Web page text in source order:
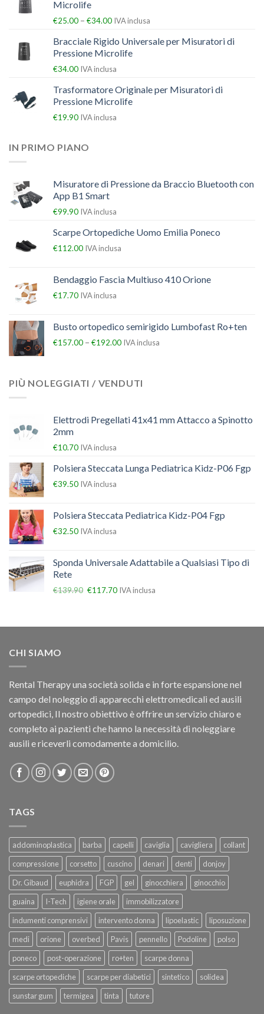
Microlife
€25.00 – €34.00 IVA inclusa
Bracciale Rigido Universale per Misuratori di
Pressione Microlife
€34.00 IVA inclusa
Trasformatore Originale per Misuratori di
Pressione Microlife
€19.90 IVA inclusa
IN PRIMO PIANO
Misuratore di Pressione da Braccio Bluetooth con
App B1 Smart
€99.90 IVA inclusa
Scarpe Ortopediche Uomo Emilia Poneco
€112.00 IVA inclusa
Bendaggio Fascia Multiuso 410 Orione
€17.70 IVA inclusa
Busto ortopedico semirigido Lumbofast Ro+ten
€157.00 – €192.00 IVA inclusa
PIÙ NOLEGGIATI / VENDUTI
Elettrodi Pregellati 41x41 mm Attacco a Spinotto
2mm
€10.70 IVA inclusa
Polsiera Steccata Lunga Pediatrica Kidz-P06 Fgp
€39.50 IVA inclusa
Polsiera Steccata Pediatrica Kidz-P04 Fgp
€32.50 IVA inclusa
Sponda Universale Adattabile a Qualsiasi Tipo di
Rete
€139.90 €117.70 IVA inclusa
CHI SIAMO
Rental Therapy una società solida e in forte espansione nel
campo del noleggio di apparecchi elettromedicali ed ausili
ortopedici, Il nostro obiettivo è offrire un servizio chiaro e
completo ai pazienti che hanno la necessità di noleggiare
ausili e riceverli comodamente a domicilio.
TAGS
addominoplastica barba capelli caviglia cavigliera
collant
compressione
corsetto cuscino denari denti
donjoy
Dr. Gibaud
euphidra FGP gel ginocchiera
ginocchio
guaina
I-Tech igiene orale
immobilizzatore
indumenti comprensivi
intervento donna lipoelastic
liposuzione
medi
orione overbed Pavis pennello Podoline
polso
poneco
post-operazione ro+ten
scarpe donna
scarpe ortopediche
scarpe per diabetici sintetico
solidea
sunstar gum
termigea tinta tutore